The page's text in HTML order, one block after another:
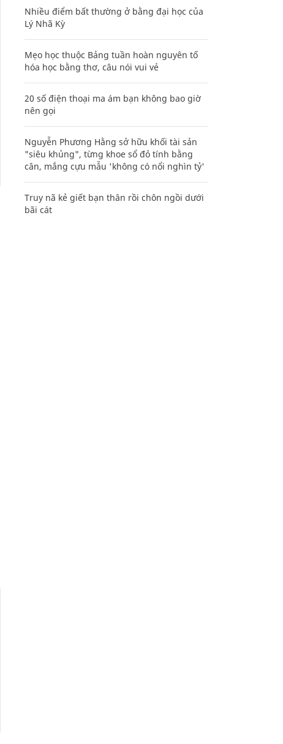
Nhiều điểm bất thường ở bằng đại học của
Lý Nhã Kỳ
Mẹo học thuộc Bảng tuần hoàn nguyên tố
hóa học bằng thơ, câu nói vui vẻ
20 số điện thoại ma ám bạn không bao giờ
nên gọi
Nguyễn Phương Hằng sở hữu khối tài sản
"siêu khủng", từng khoe sổ đỏ tính bằng
cân, mắng cựu mẫu 'không có nổi nghìn tỷ'
Truy nã kẻ giết bạn thân rồi chôn ngồi dưới
bãi cát